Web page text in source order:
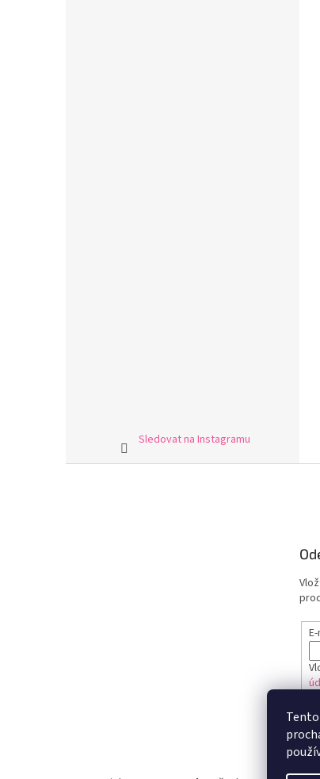
Sledovat na Instagramu